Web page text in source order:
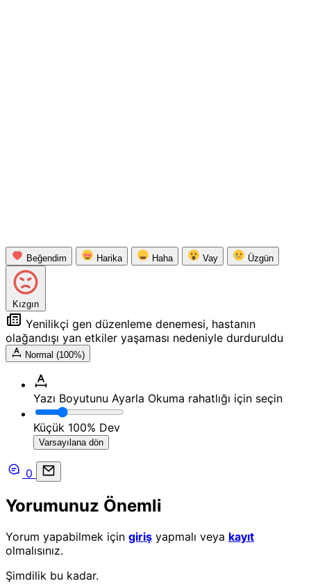
Beğendim Harika Haha Vay Üzgün
Kızgın
Yenilikçi gen düzenleme denemesi, hastanın
olağandışı yan etkiler yaşaması nedeniyle durduruldu
Normal (100%)
Yazı Boyutunu Ayarla Okuma rahatlığı için seçin
Küçük 100% Dev
Varsayılana dön
0
Yorumunuz Önemli
Yorum yapabilmek için giriş yapmalı veya kayıt
olmalısınız.
Şimdilik bu kadar.